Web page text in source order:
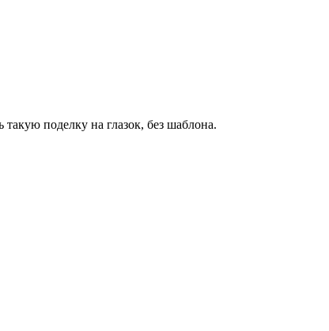
поделку на глазок, без шаблона.